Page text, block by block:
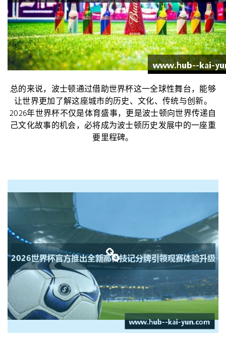
总的来说，波士顿通过借助世界杯这一全球性舞台，能够
让世界更加了解这座城市的历史、文化、传统与创新。
2026年世界杯不仅是体育盛事，更是波士顿向世界传递自
己文化故事的机会，必将成为波士顿历史发展中的一座重
要里程碑。